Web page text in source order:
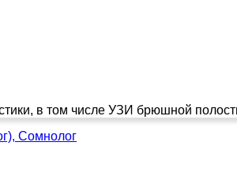
в том числе УЗИ брюшной
Сомнолог